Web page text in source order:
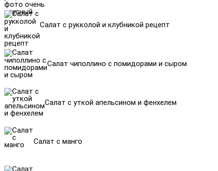
Салат с рукколой и клубникой рецепт
Салат чиполлино с помидорами и сыром
Салат с уткой апельсином и фенхелем
Салат с манго